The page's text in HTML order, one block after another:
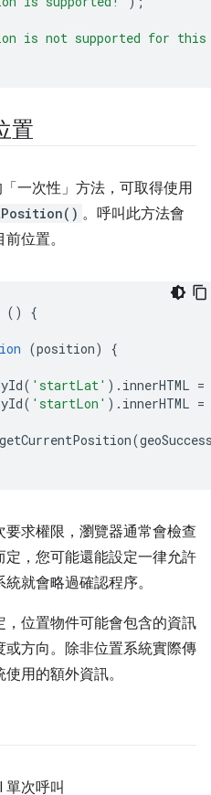
is not supported for this
置
一次性」方法，可取得使用
。呼叫此方法會
位置。
()
{
(position)
{
( 'startLat' ). innerHTML =
( 'startLon' ). innerHTML =
getCurrentPosition(
求權限，瀏覽器通常會檢查
，您可能還能設定一律允許
就會略過確認程序。
位置物件可能會包含的資訊
方向。除非位置系統實際傳
用的額外資訊。
次呼叫